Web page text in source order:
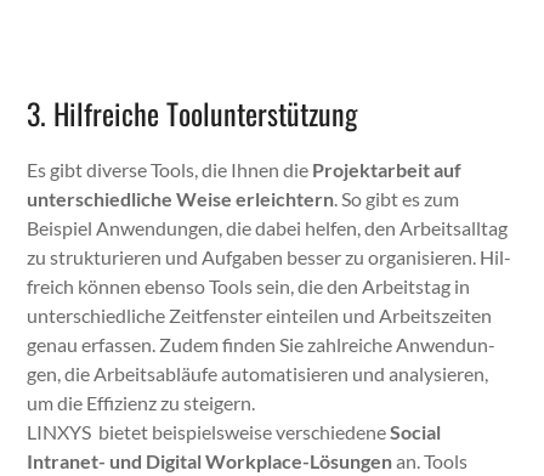
3. Hilfreiche Toolunterstützung
Es gibt diverse Tools, die Ihnen die Pro­jek­tar­beitauf
unter­schiedliche Weise erle­ichtern . So gibt es zum
Beispiel Anwen­dun­gen, die dabei helfen, den Arbeit­sall­t­ag
zu struk­turi­eren und Auf­gaben bess­er zu organ­isieren. Hil­
fre­ich kön­nen eben­so Tools sein, die den Arbeit­stag in
unter­schiedliche Zeit­fen­ster ein­teilen und Arbeit­szeit­en
genau erfassen. Zudem find­en Sie zahlre­iche Anwen­dun­
gen, die Arbeitsabläufe automa­tisieren und analysieren,
um die Effizienz zu steigern.
LINXYS bietet beispiel­sweise ver­schiedeneSocial
Intranet- und Dig­i­tal Work­place-Lösun­genan. Tools